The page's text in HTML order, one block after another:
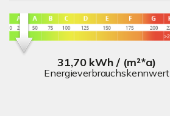
31,70 kWh / (m²*a)
Energieverbrauchskennwert